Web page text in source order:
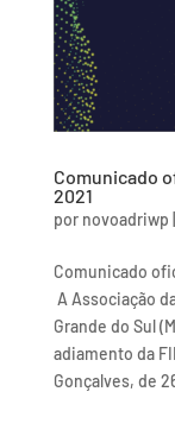
Comunicado
2021
por novoadriwp
Comunicado
A Associação
Grande do Sul
adiamento da
Gonçalves, de